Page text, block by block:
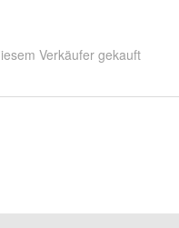
Verkäufer gekauft